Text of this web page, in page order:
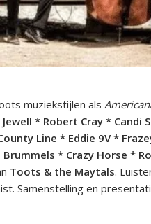
muziekstijlen als
* Robert Cray * Candi
Line * Eddie 9V *
* Crazy Horse *
Toots & the Maytals.
Samenstelling en